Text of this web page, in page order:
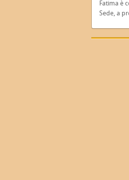
Fatima è
Sede, a